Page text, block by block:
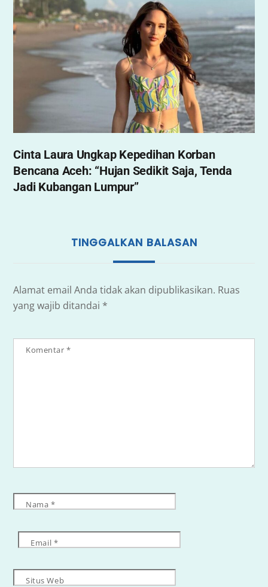
Cinta Laura Ungkap Kepedihan Korban
Bencana Aceh: “Hujan Sedikit Saja, Tenda
Jadi Kubangan Lumpur”
TINGGALKAN BALASAN
Alamat email Anda tidak akan dipublikasikan. Ruas
yang wajib ditandai *
Komentar*
Nama *
Email *
Situs Web